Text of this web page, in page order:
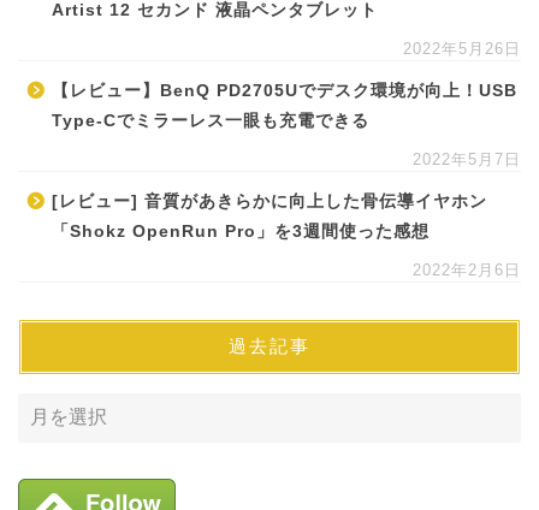
Artist 12 セカンド 液晶ペンタブレット
2022年5月26日
【レビュー】BenQ PD2705Uでデスク環境が向上！USB
Type-Cでミラーレス一眼も充電できる
2022年5月7日
[レビュー] 音質があきらかに向上した骨伝導イヤホン
「Shokz OpenRun Pro」を3週間使った感想
2022年2月6日
過去記事